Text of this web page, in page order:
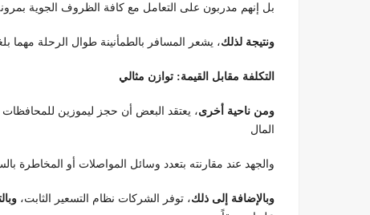
بل إنهم مدربون على التعامل مع كافة الظروف الجوية
ونتيجة لذلك، يشعر المسافر بالطمأنينة طوال الرحلة مهما
التكلفة مقابل القيمة: توازن مثالي
ومن ناحية أخرى، يعتقد البعض أن حجز ليموزين للمحافظات
المال
والجهد عند مقارنته بتعدد وسائل المواصلات أو المخاطرة
وبالإضافة إلى ذلك، توفر الشركات نظام التسعير الثابت،